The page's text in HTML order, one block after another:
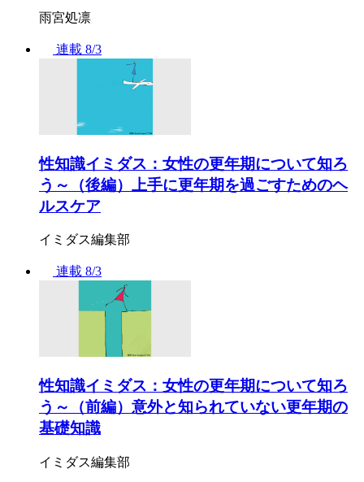
雨宮処凛
連載 8/3
性知識イミダス：女性の更年期について知ろ
う～（後編）上手に更年期を過ごすためのヘ
ルスケア
イミダス編集部
連載 8/3
性知識イミダス：女性の更年期について知ろ
う～（前編）意外と知られていない更年期の
基礎知識
イミダス編集部